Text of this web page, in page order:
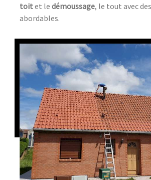
toitet le démoussage, le tout avec
abordables.